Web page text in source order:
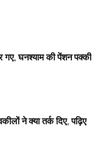
गए, घनश्याम की पेंशन पक्की
ने क्या तर्क दिए, पढ़िए